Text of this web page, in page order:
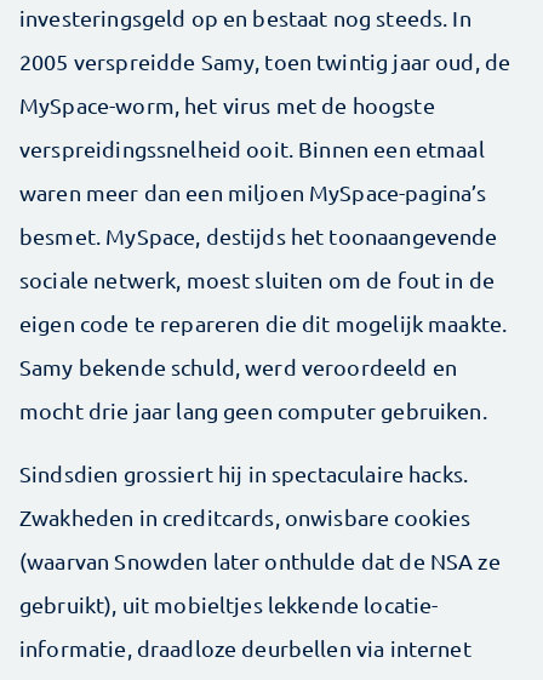
investeringsgeld op en bestaat nog steeds. In
2005 verspreidde Samy, toen twintig jaar oud, de
MySpace-worm, het virus met de hoogste
verspreidingssnelheid ooit. Binnen een etmaal
waren meer dan een miljoen MySpace-pagina’s
besmet. MySpace, destijds het toonaangevende
sociale netwerk, moest sluiten om de fout in de
eigen code te repareren die dit mogelijk maakte.
Samy bekende schuld, werd veroordeeld en
mocht drie jaar lang geen computer gebruiken.
Sindsdien grossiert hij in spectaculaire hacks.
Zwakheden in creditcards, onwisbare cookies
(waarvan Snowden later onthulde dat de NSA ze
gebruikt), uit mobieltjes lekkende locatie-
informatie, draadloze deurbellen via internet